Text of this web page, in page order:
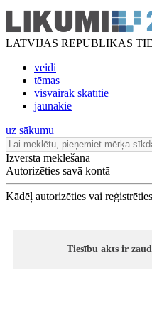
LATVIJAS REPUBLIKAS
veidi
tēmas
visvairāk skatītie
jaunākie
uz sākumu
Izvērstā meklēšana
Autorizēties savā kontā
Kādēļ autorizēties vai
Tiesību akts ir